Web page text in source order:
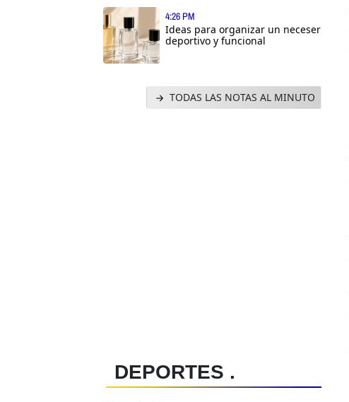
4:26 PM
Ideas para organizar un neceser
deportivo y funcional
TODAS LAS NOTAS AL MINUTO
DEPORTES .